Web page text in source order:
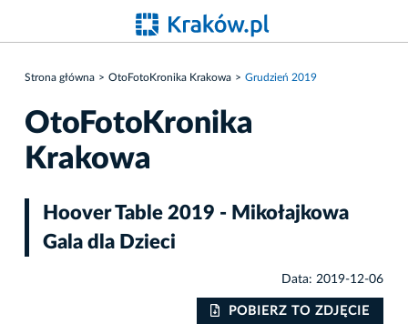
Strona główna OtoFotoKronika Krakowa Grudzień 2019
OtoFotoKronika
Krakowa
Hoover Table 2019 - Mikołajkowa
Gala dla Dzieci
Data: 2019-12-06
POBIERZ TO ZDJĘCIE